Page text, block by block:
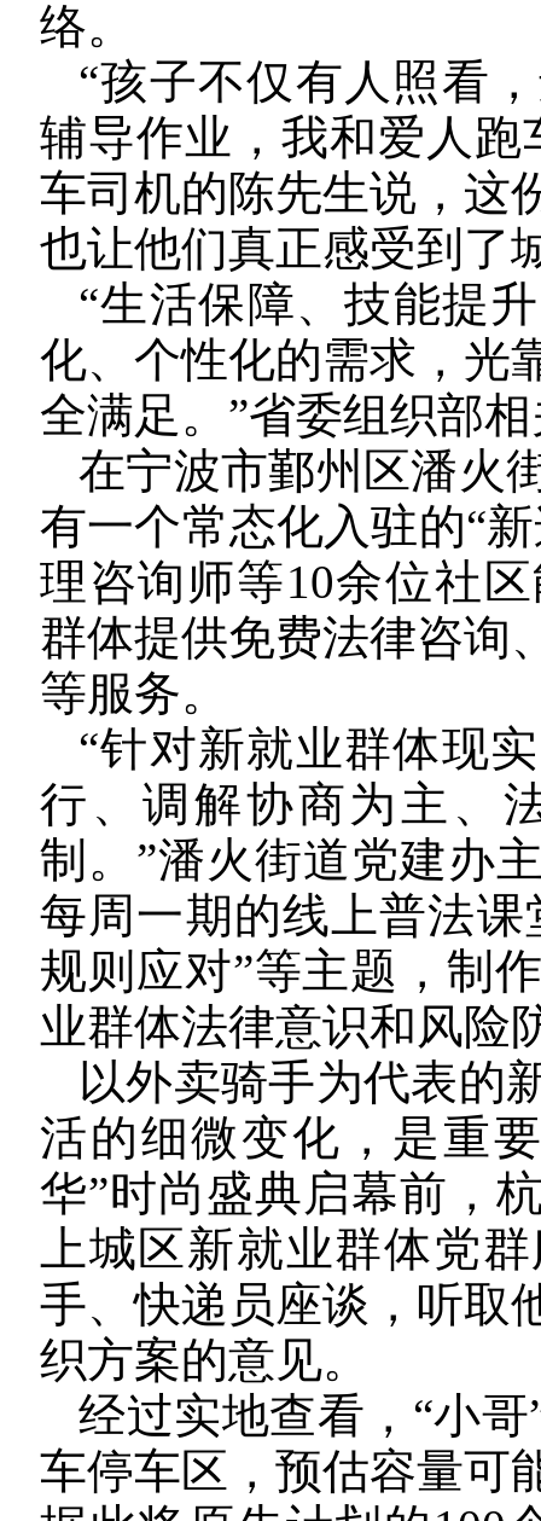
络。
“孩子不仅有人照看
辅导作业，我和爱人跑
车司机的陈先生说，这
也让他们真正感受到了
“生活保障、技能提
化、个性化的需求，光
全满足。”省委组织部
在宁波市鄞州区潘火
有一个常态化入驻的“
理咨询师等10余位社
群体提供免费法律咨询
等服务。
“针对新就业群体现
行、调解协商为主、
制。”潘火街道党建办
每周一期的线上普法课
规则应对”等主题，制
业群体法律意识和风险
以外卖骑手为代表的
活的细微变化，是重
华”时尚盛典启幕前，
上城区新就业群体党
手、快递员座谈，听取
织方案的意见。
经过实地查看，“小
车停车区，预估容量可